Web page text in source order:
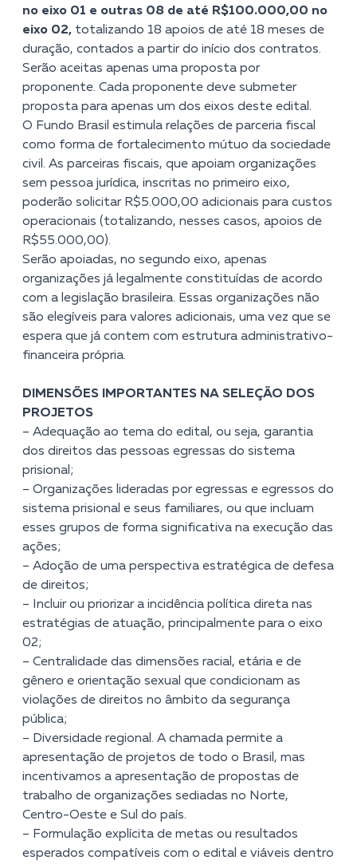
no eixo 01 e outras 08 de até R$100.000,00 no
eixo 02, totalizando 18 apoios de até 18 meses de
duração, contados a partir do início dos contratos.
Serão aceitas apenas uma proposta por
proponente. Cada proponente deve submeter
proposta para apenas um dos eixos deste edital.
O Fundo Brasil estimula relações de parceria fiscal
como forma de fortalecimento mútuo da sociedade
civil. As parceiras fiscais, que apoiam organizações
sem pessoa jurídica, inscritas no primeiro eixo,
poderão solicitar R$5.000,00 adicionais para custos
operacionais (totalizando, nesses casos, apoios de
R$55.000,00).
Serão apoiadas, no segundo eixo, apenas
organizações já legalmente constituídas de acordo
com a legislação brasileira. Essas organizações não
são elegíveis para valores adicionais, uma vez que se
espera que já contem com estrutura administrativo-
financeira própria.
DIMENSÕES IMPORTANTES NA SELEÇÃO DOS
PROJETOS
– Adequação ao tema do edital, ou seja, garantia
dos direitos das pessoas egressas do sistema
prisional;
– Organizações lideradas por egressas e egressos do
sistema prisional e seus familiares, ou que incluam
esses grupos de forma significativa na execução das
ações;
– Adoção de uma perspectiva estratégica de defesa
de direitos;
– Incluir ou priorizar a incidência política direta nas
estratégias de atuação, principalmente para o eixo
02;
– Centralidade das dimensões racial, etária e de
gênero e orientação sexual que condicionam as
violações de direitos no âmbito da segurança
pública;
– Diversidade regional. A chamada permite a
apresentação de projetos de todo o Brasil, mas
incentivamos a apresentação de propostas de
trabalho de organizações sediadas no Norte,
Centro-Oeste e Sul do país.
– Formulação explícita de metas ou resultados
esperados compatíveis com o edital e viáveis dentro